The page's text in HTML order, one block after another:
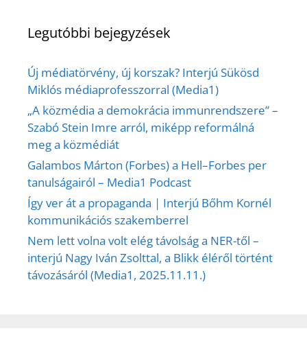
Legutóbbi bejegyzések
Új médiatörvény, új korszak? Interjú Sükösd
Miklós médiaprofesszorral (Media1)
„A közmédia a demokrácia immunrendszere” –
Szabó Stein Imre arról, miképp reformálná
meg a közmédiát
Galambos Márton (Forbes) a Hell–Forbes per
tanulságairól – Media1 Podcast
Így ver át a propaganda | Interjú Bőhm Kornél
kommunikációs szakemberrel
Nem lett volna volt elég távolság a NER-től –
interjú Nagy Iván Zsolttal, a Blikk éléről történt
távozásáról (Media1, 2025.11.11.)